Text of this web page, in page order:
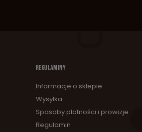
REGULAMINY
Informacje o sklepie
Wysyłka
Sposoby płatności i prowizje
Regulamin